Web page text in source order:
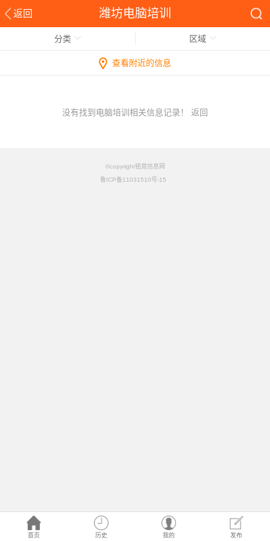
返回 潍坊电脑培训
首页 历史 我的 发布
分类 区域
查看附近的信息
没有找到电脑培训相关信息记录！ 返回
©copyright铭竟信息网
鲁ICP备11031510号-15